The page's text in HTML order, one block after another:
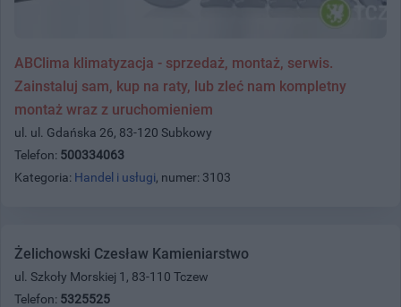
ABClima klimatyzacja - sprzedaż, montaż, serwis.
Zainstaluj sam, kup na raty, lub zleć nam kompletny
montaż wraz z uruchomieniem
ul. ul. Gdańska 26, 83-120 Subkowy
Telefon: 500334063
Kategoria: Handel i usługi, numer: 3103
Żelichowski Czesław Kamieniarstwo
ul. Szkoły Morskiej 1, 83-110 Tczew
Telefon: 5325525